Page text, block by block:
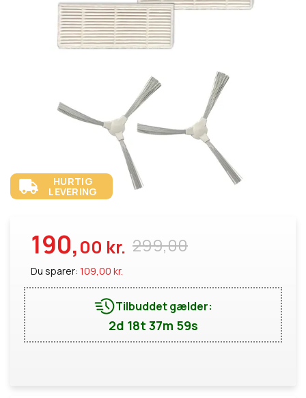
HURTIG
LEVERING
299,00
190,00 kr.
Du sparer: 109,00 kr.
Tilbuddet gælder:
2d 18t 37m 58s